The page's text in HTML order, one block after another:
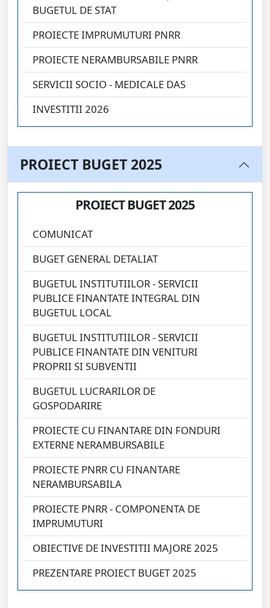
BUGETUL DE STAT
PROIECTE IMPRUMUTURI PNRR
PROIECTE NERAMBURSABILE PNRR
SERVICII SOCIO - MEDICALE DAS
INVESTITII 2026
PROIECT BUGET 2025
PROIECT BUGET 2025
COMUNICAT
BUGET GENERAL DETALIAT
BUGETUL INSTITUTIILOR - SERVICII
PUBLICE FINANTATE INTEGRAL DIN
BUGETUL LOCAL
BUGETUL INSTITUTIILOR - SERVICII
PUBLICE FINANTATE DIN VENITURI
PROPRII SI SUBVENTII
BUGETUL LUCRARILOR DE
GOSPODARIRE
PROIECTE CU FINANTARE DIN FONDURI
EXTERNE NERAMBURSABILE
PROIECTE PNRR CU FINANTARE
NERAMBURSABILA
PROIECTE PNRR - COMPONENTA DE
IMPRUMUTURI
OBIECTIVE DE INVESTITII MAJORE 2025
PREZENTARE PROIECT BUGET 2025